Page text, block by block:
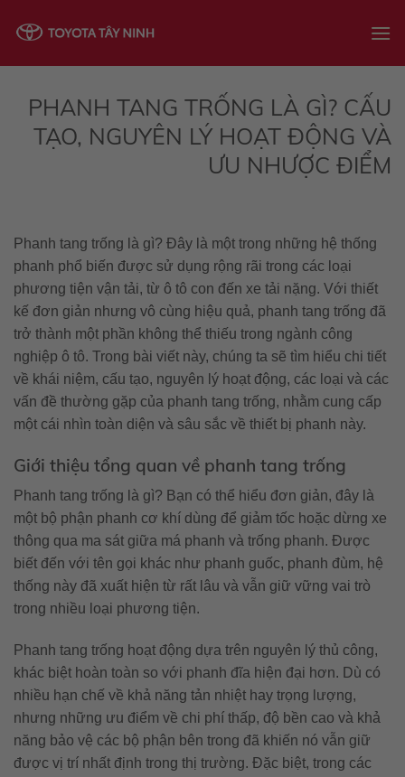
PHANH TANG TRỐNG LÀ GÌ? CẤU
TẠO, NGUYÊN LÝ HOẠT ĐỘNG VÀ
ƯU NHƯỢC ĐIỂM
Phanh tang trống là gì? Đây là một trong những hệ thống
phanh phổ biến được sử dụng rộng rãi trong các loại
phương tiện vận tải, từ ô tô con đến xe tải nặng. Với thiết
kế đơn giản nhưng vô cùng hiệu quả, phanh tang trống đã
trở thành một phần không thể thiếu trong ngành công
nghiệp ô tô. Trong bài viết này, chúng ta sẽ tìm hiểu chi tiết
về khái niệm, cấu tạo, nguyên lý hoạt động, các loại và các
vấn đề thường gặp của phanh tang trống, nhằm cung cấp
một cái nhìn toàn diện và sâu sắc về thiết bị phanh này.
Giới thiệu tổng quan về phanh tang trống
Phanh tang trống là gì? Bạn có thể hiểu đơn giản, đây là
một bộ phận phanh cơ khí dùng để giảm tốc hoặc dừng xe
thông qua ma sát giữa má phanh và trống phanh. Được
biết đến với tên gọi khác như phanh guốc, phanh đùm, hệ
thống này đã xuất hiện từ rất lâu và vẫn giữ vững vai trò
trong nhiều loại phương tiện.
Phanh tang trống hoạt động dựa trên nguyên lý thủ công,
khác biệt hoàn toàn so với phanh đĩa hiện đại hơn. Dù có
nhiều hạn chế về khả năng tản nhiệt hay trọng lượng,
nhưng những ưu điểm về chi phí thấp, độ bền cao và khả
năng bảo vệ các bộ phận bên trong đã khiến nó vẫn giữ
được vị trí nhất định trong thị trường. Đặc biệt, trong các